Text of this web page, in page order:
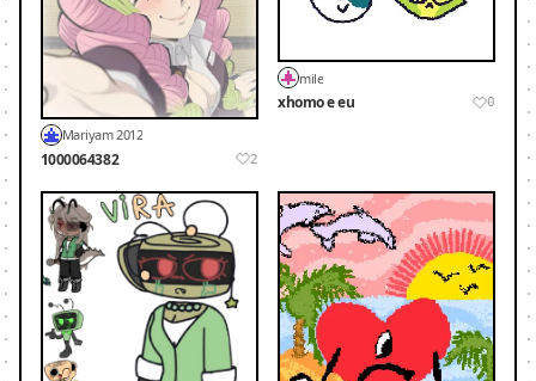
Mariyam 2012
1000064382 2
mile
xhomo e eu 0